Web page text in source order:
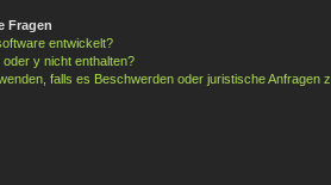
Fragen
entwickelt?
y nicht enthalten?
falls es Beschwerden oder juristische Anfragen